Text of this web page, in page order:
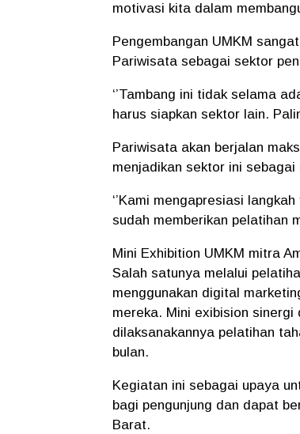
motivasi kita dalam
Pengembangan UMKM
Pariwisata sebagai sektor
‘’Tambang ini tidak selama
harus siapkan sektor lain.
Pariwisata akan berjalan
menjadikan sektor ini
‘’Kami mengapresiasi
sudah memberikan pelatihan
Mini Exhibition UMKM mitra
Salah satunya melalui
menggunakan digital
mereka. Mini exibision
dilaksanakannya pelatihan
bulan.
Kegiatan ini sebagai upaya
bagi pengunjung dan dapat
Barat.